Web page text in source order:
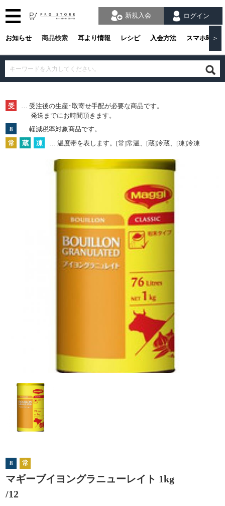
お知らせ 商品検索 耳より情報 レシピ 入会方法 スマホ時の
＞
ログイン
新規入会
受
… 受注後の生産･取寄せ手配が必要な商品です。
発送までにお時間頂きます。
8
… 軽減税率対象商品です。
常
蔵 凍 … 温度帯を表します。[常]常温、[蔵]冷蔵、[凍]冷凍
8 常
マギーブイヨングラニューレイト 1kg
/12